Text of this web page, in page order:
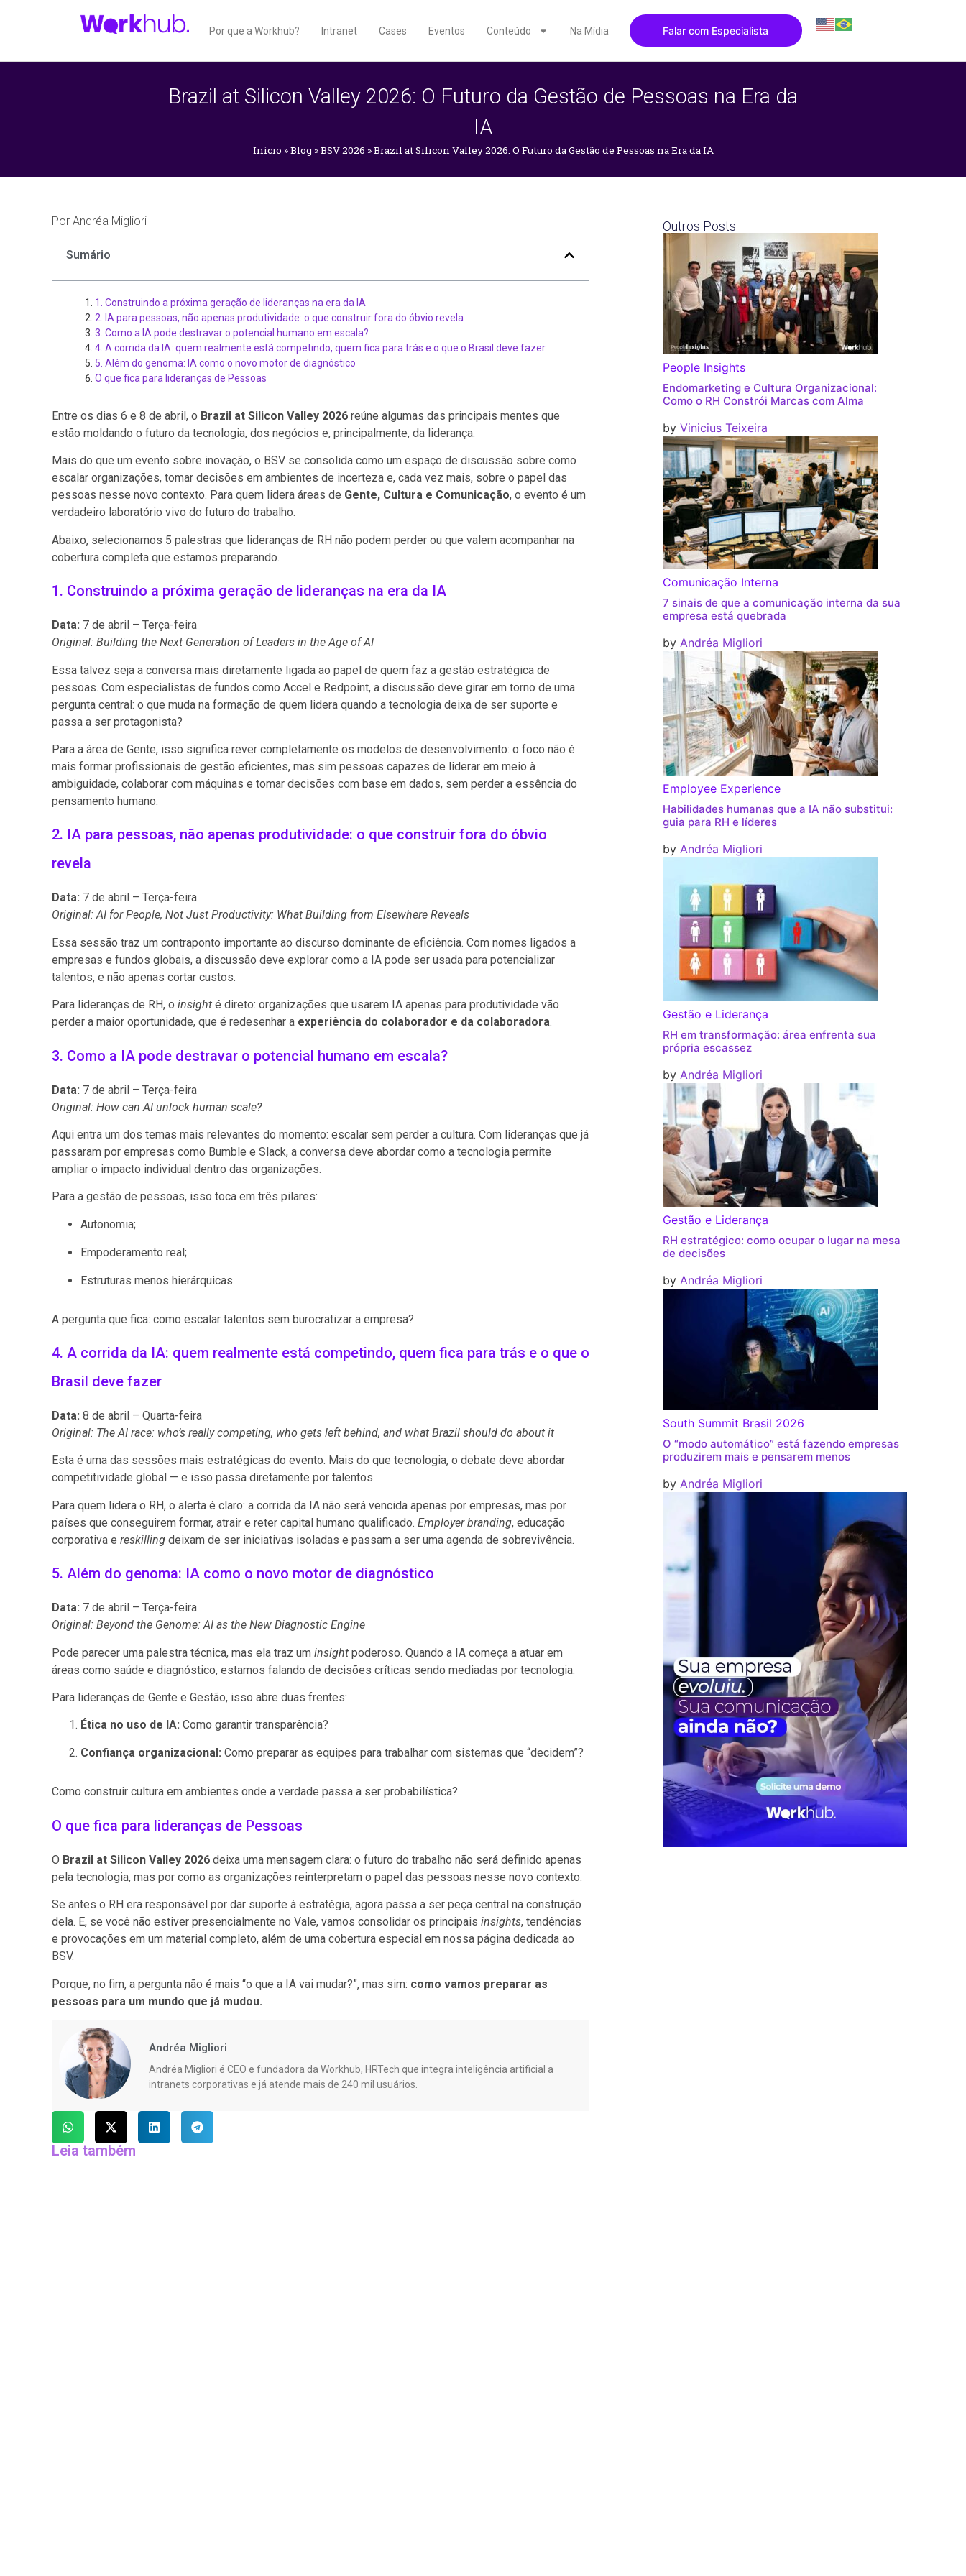
Por que a Workhub? Intranet Cases Eventos Conteúdo Na Mídia Falar com Especialista
Brazil at Silicon Valley 2026: O Futuro da Gestão de Pessoas na Era da
IA
Início »Blog»BSV 2026 »Brazil at Silicon Valley 2026: O Futuro da Gestão de Pessoas na Era da IA
Por Andréa Migliori
Sumário
1. Construindo a próxima geração de lideranças na era da IA
2. IA para pessoas, não apenas produtividade: o que construir fora do óbvio revela
3. Como a IA pode destravar o potencial humano em escala?
4. A corrida da IA: quem realmente está competindo, quem fica para trás e o que o Brasil deve fazer
5. Além do genoma: IA como o novo motor de diagnóstico
O que fica para lideranças de Pessoas
Entre os dias 6 e 8 de abril, o Brazil at Silicon Valley 2026 reúne algumas das principais mentes que
estão moldando o futuro da tecnologia, dos negócios e, principalmente, da liderança.
Mais do que um evento sobre inovação, o BSV se consolida como um espaço de discussão sobre como
escalar organizações, tomar decisões em ambientes de incerteza e, cada vez mais, sobre o papel das
pessoas nesse novo contexto. Para quem lidera áreas de Gente, Cultura e Comunicação, o evento é um
verdadeiro laboratório vivo do futuro do trabalho.
Abaixo, selecionamos 5 palestras que lideranças de RH não podem perder ou que valem acompanhar na
cobertura completa que estamos preparando.
1. Construindo a próxima geração de lideranças na era da IA
Data: 7 de abril – Terça-feira
Original: Building the Next Generation of Leaders in the Age of AI
Essa talvez seja a conversa mais diretamente ligada ao papel de quem faz a gestão estratégica de
pessoas. Com especialistas de fundos como Accel e Redpoint, a discussão deve girar em torno de uma
pergunta central: o que muda na formação de quem lidera quando a tecnologia deixa de ser suporte e
passa a ser protagonista?
Para a área de Gente, isso significa rever completamente os modelos de desenvolvimento: o foco não é
mais formar profissionais de gestão eficientes, mas sim pessoas capazes de liderar em meio à
ambiguidade, colaborar com máquinas e tomar decisões com base em dados, sem perder a essência do
pensamento humano.
2. IA para pessoas, não apenas produtividade: o que construir fora do óbvio
revela
Data: 7 de abril – Terça-feira
Original: AI for People, Not Just Productivity: What Building from Elsewhere Reveals
Essa sessão traz um contraponto importante ao discurso dominante de eficiência. Com nomes ligados a
empresas e fundos globais, a discussão deve explorar como a IA pode ser usada para potencializar
talentos, e não apenas cortar custos.
Para lideranças de RH, o insight é direto: organizações que usarem IA apenas para produtividade vão
perder a maior oportunidade, que é redesenhar a experiência do colaborador e da colaboradora.
3. Como a IA pode destravar o potencial humano em escala?
Data: 7 de abril – Terça-feira
Original: How can AI unlock human scale?
Aqui entra um dos temas mais relevantes do momento: escalar sem perder a cultura. Com lideranças que já
passaram por empresas como Bumble e Slack, a conversa deve abordar como a tecnologia permite
ampliar o impacto individual dentro das organizações.
Para a gestão de pessoas, isso toca em três pilares:
Autonomia;
Empoderamento real;
Estruturas menos hierárquicas.
A pergunta que fica: como escalar talentos sem burocratizar a empresa?
4. A corrida da IA: quem realmente está competindo, quem fica para trás e o que o
Brasil deve fazer
Data: 8 de abril – Quarta-feira
Original: The AI race: who’s really competing, who gets left behind, and what Brazil should do about it
Esta é uma das sessões mais estratégicas do evento. Mais do que tecnologia, o debate deve abordar
competitividade global — e isso passa diretamente por talentos.
Para quem lidera o RH, o alerta é claro: a corrida da IA não será vencida apenas por empresas, mas por
países que conseguirem formar, atrair e reter capital humano qualificado. Employer branding, educação
corporativa e reskilling deixam de ser iniciativas isoladas e passam a ser uma agenda de sobrevivência.
5. Além do genoma: IA como o novo motor de diagnóstico
Data: 7 de abril – Terça-feira
Original: Beyond the Genome: AI as the New Diagnostic Engine
Pode parecer uma palestra técnica, mas ela traz um insight poderoso. Quando a IA começa a atuar em
áreas como saúde e diagnóstico, estamos falando de decisões críticas sendo mediadas por tecnologia.
Para lideranças de Gente e Gestão, isso abre duas frentes:
Ética no uso de IA: Como garantir transparência?
Confiança organizacional: Como preparar as equipes para trabalhar com sistemas que “decidem”?
Como construir cultura em ambientes onde a verdade passa a ser probabilística?
O que fica para lideranças de Pessoas
O Brazil at Silicon Valley 2026 deixa uma mensagem clara: o futuro do trabalho não será definido apenas
pela tecnologia, mas por como as organizações reinterpretam o papel das pessoas nesse novo contexto.
Se antes o RH era responsável por dar suporte à estratégia, agora passa a ser peça central na construção
dela. E, se você não estiver presencialmente no Vale, vamos consolidar os principais insights, tendências
e provocações em um material completo, além de uma cobertura especial em nossa página dedicada ao
BSV.
Porque, no fim, a pergunta não é mais “o que a IA vai mudar?”, mas sim: como vamos preparar as
pessoas para um mundo que já mudou.
Andréa Migliori
Andréa Migliori é CEO e fundadora da Workhub, HRTech que integra inteligência artificial a
intranets corporativas e já atende mais de 240 mil usuários.
Leia também
Outros Posts
People Insights
Endomarketing e Cultura Organizacional:
Como o RH Constrói Marcas com Alma
by Vinicius Teixeira
Comunicação Interna
7 sinais de que a comunicação interna da sua
empresa está quebrada
by Andréa Migliori
Employee Experience
Habilidades humanas que a IA não substitui:
guia para RH e líderes
by Andréa Migliori
Gestão e Liderança
RH em transformação: área enfrenta sua
própria escassez
by Andréa Migliori
Gestão e Liderança
RH estratégico: como ocupar o lugar na mesa
de decisões
by Andréa Migliori
South Summit Brasil 2026
O “modo automático” está fazendo empresas
produzirem mais e pensarem menos
by Andréa Migliori